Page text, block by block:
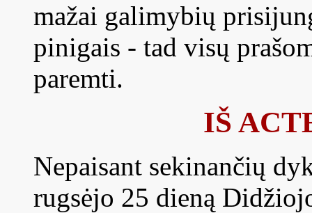
mažai galimybių
pinigais - tad visų
paremti.
IŠ
Nepaisant sekinančių
rugsėjo 25 dieną